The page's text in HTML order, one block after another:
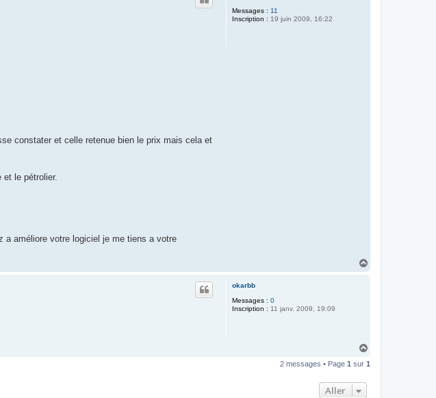
Messages : 11
Inscription : 19 juin 2009, 16:22
constater et celle retenue bien le prix mais cela et
le pétrolier.
a améliore votre logiciel je me tiens a votre
okarbb
Messages : 0
Inscription : 11 janv. 2009, 19:09
u
2 messages • Page 1 sur 1
Aller